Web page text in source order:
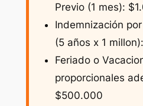
Previo (1 mes):
Indemnización
(5 años x 1
Feriado o
proporcionales
$500.000